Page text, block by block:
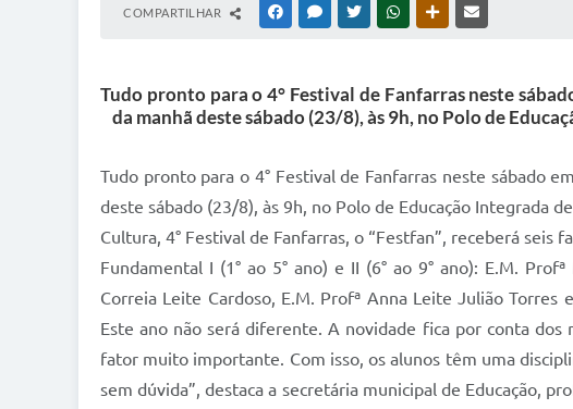
COMPARTILHAR FACEBOOKMESSENGER
TWITTERWHATSAPPOUTRAS MÍDIAS
Tudo pronto para o 4° Festival de Fanfarras neste
da manhã deste sábado (23/8), às 9h, no Polo de
Tudo pronto para o 4° Festival de Fanfarras neste sábado
deste sábado (23/8), às 9h, no Polo de Educação Integrada
Cultura, 4° Festival de Fanfarras, o “Festfan”, receberá seis
Fundamental I (1° ao 5° ano) e II (6° ao 9° ano): E.M.
Correia Leite Cardoso, E.M. Profª Anna Leite Julião Torres
Este ano não será diferente. A novidade fica por conta
fator muito importante. Com isso, os alunos têm uma
sem dúvida”, destaca a secretária municipal de Educação,